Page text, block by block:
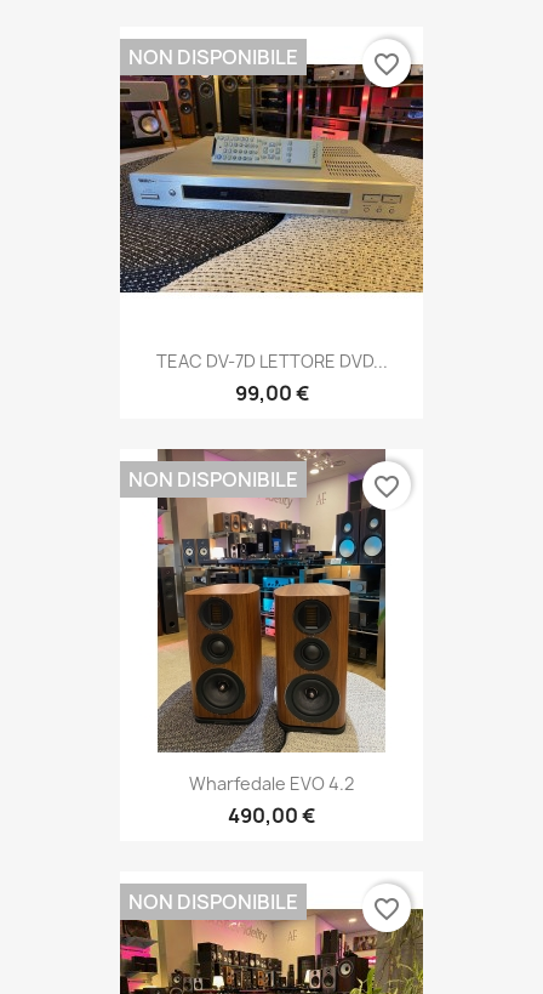
TEAC DV-7D LETTORE DVD...
99,00 €
NON DISPONIBILE favorite_border
Wharfedale EVO 4.2
490,00 €
NON DISPONIBILE favorite_border
NON DISPONIBILE favorite_border